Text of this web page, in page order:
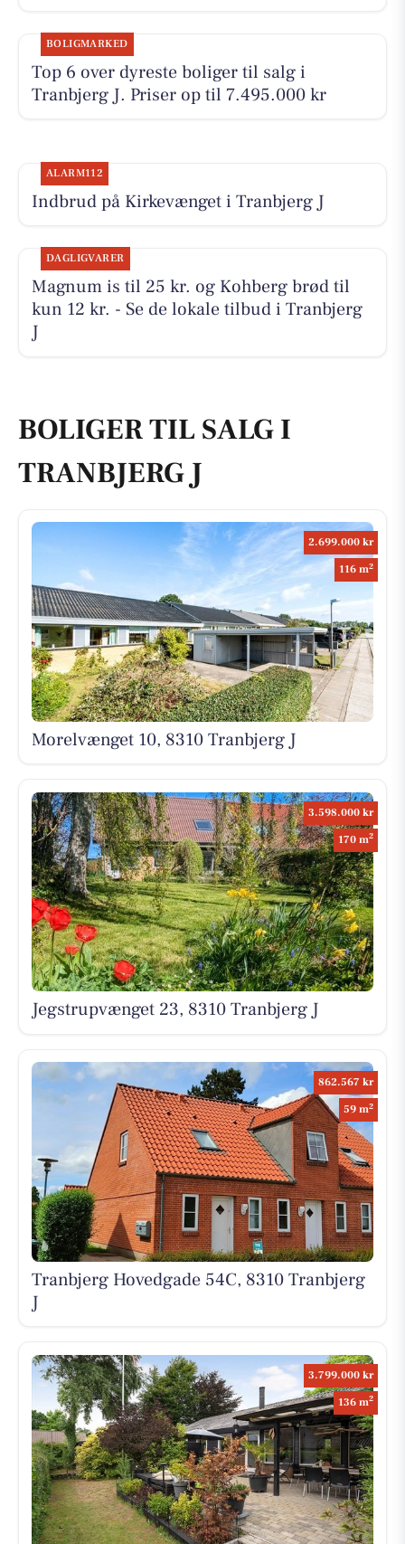
BOLIGMARKED
Top 6 over dyreste boliger til salg i
Tranbjerg J. Priser op til 7.495.000 kr
ALARM112
Indbrud på Kirkevænget i Tranbjerg J
DAGLIGVARER
Magnum is til 25 kr. og Kohberg brød til
kun 12 kr. - Se de lokale tilbud i Tranbjerg
J
BOLIGER TIL SALG I
TRANBJERG J
2.699.000 kr
116 m2
Morelvænget 10, 8310 Tranbjerg J
3.598.000 kr
170 m2
Jegstrupvænget 23, 8310 Tranbjerg J
862.567 kr
59 m2
Tranbjerg Hovedgade 54C, 8310 Tranbjerg
J
3.799.000 kr
136 m2